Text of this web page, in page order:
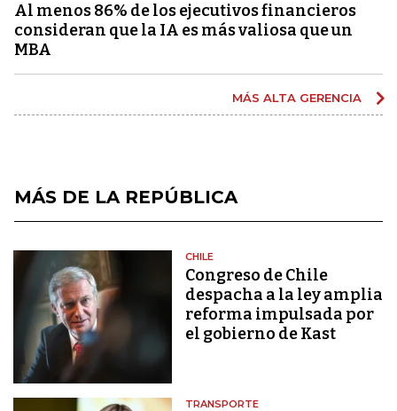
Al menos 86% de los ejecutivos financieros
consideran que la IA es más valiosa que un
MBA
MÁS ALTA GERENCIA
MÁS DE LA REPÚBLICA
CHILE
Congreso de Chile
despacha a la ley amplia
reforma impulsada por
el gobierno de Kast
TRANSPORTE